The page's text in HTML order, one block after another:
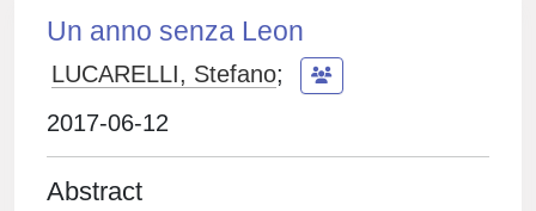
Un anno senza Leon
LUCARELLI, Stefano;
2017-06-12
Abstract